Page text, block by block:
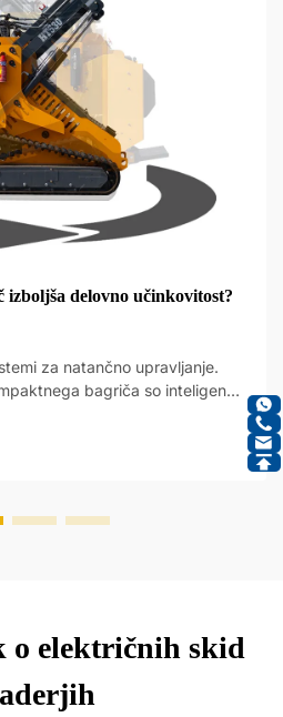
delovno učinkovitost?
za natančno upravljanje.
bagriča so inteligentni
prilagajajo delovanje...
o električnih skid